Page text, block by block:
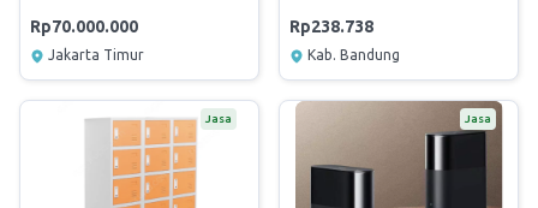
Rp70.000.000
Jakarta Timur
Rp238.738
Kab. Bandung
Jasa Jasa